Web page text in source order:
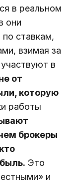
в реальном
они
ставкам,
взимая за
в
от
которую
работы
брокеры
Это
и